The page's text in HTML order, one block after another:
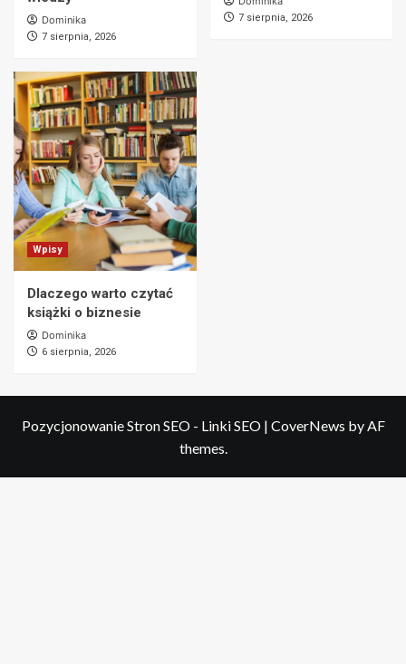
Dominika
7 sierpnia, 2026
7 sierpnia, 2026
Wpisy
Dlaczego warto czytać
książki o biznesie
Dominika
6 sierpnia, 2026
Pozycjonowanie Stron SEO - Linki SEO | CoverNews by AF
themes.